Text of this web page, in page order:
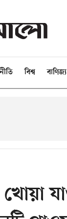
বিশ্ব বাণিজ্য